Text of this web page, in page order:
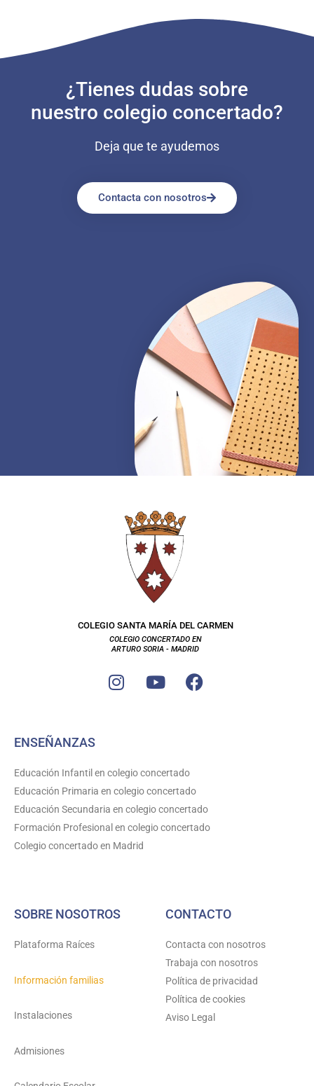
¿Tienes dudas sobre
nuestro colegio concertado?
Deja que te ayudemos
Contacta con nosotros
COLEGIO SANTA MARÍA DEL CARMEN
COLEGIO CONCERTADO EN
ARTURO SORIA - MADRID
I
n
g
r
a
m
Y
o
e
F
a
k
ENSEÑANZAS
Educación Infantil en colegio concertado
Educación Primaria en colegio concertado
Educación Secundaria en colegio concertado
Formación Profesional en colegio concertado
Colegio concertado en Madrid
SOBRE NOSOTROS
Plataforma Raíces
Información familias
Instalaciones
Admisiones
CONTACTO
Contacta con nosotros
Trabaja con nosotros
Política de privacidad
Política de cookies
Aviso Legal